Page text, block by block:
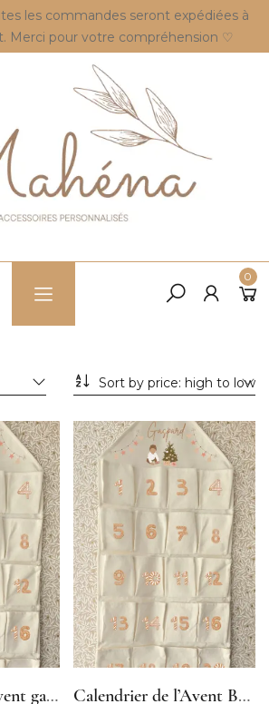
les commandes seront expédiées à
Merci pour votre compréhension ♡
0
Sort by price: high to low
Calendrier de l’Avent garçon Calendrier de l’Avent Bébé garçon